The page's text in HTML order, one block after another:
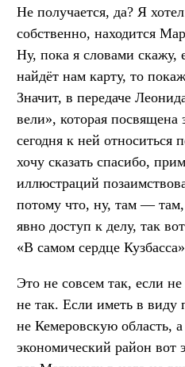
Не получается, да? Я хотел
собственно, находится
Ну, пока я словами скажу,
найдёт нам карту, то
Значит, в передаче
вели», которая
сегодня к ней относиться
хочу сказать спасибо,
иллюстраций
потому что, ну, там — там,
явно доступ к делу, так
«В самом сердце
Это не совсем так, если
не так. Если иметь в виду
не Кемеровскую область,
экономический район вот